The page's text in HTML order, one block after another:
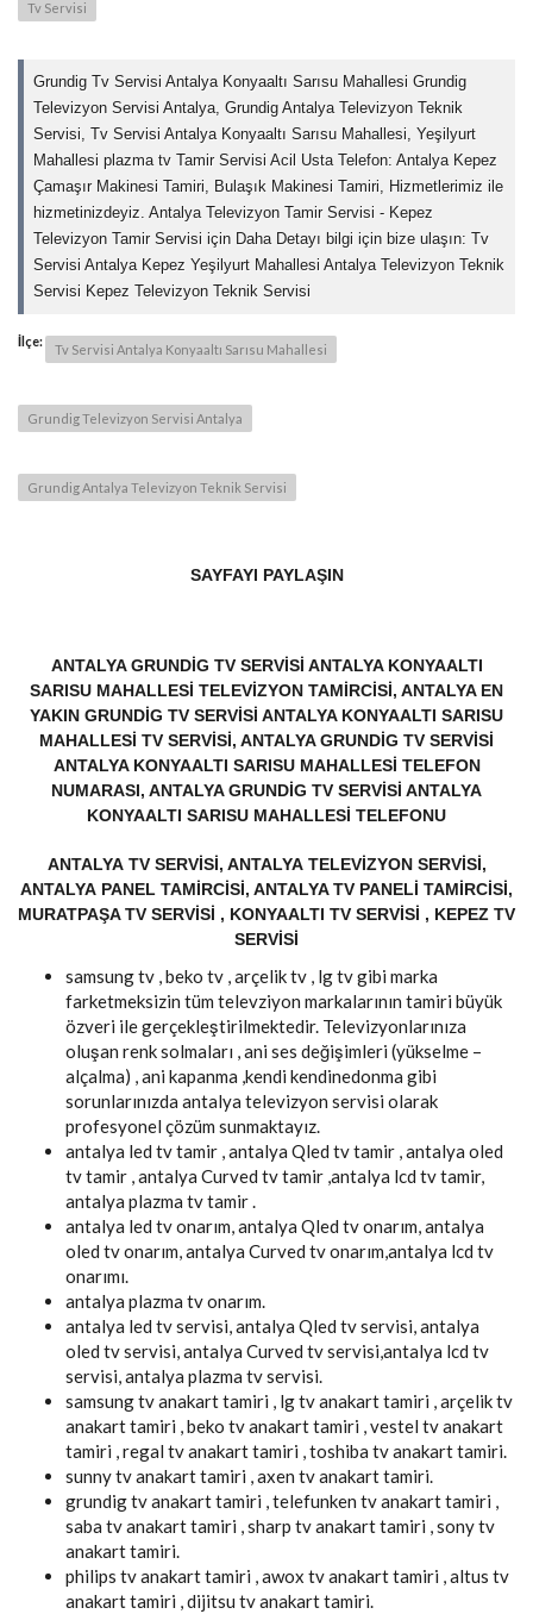
Tv Servisi
Grundig Tv Servisi Antalya Konyaaltı Sarısu Mahallesi Grundig
Televizyon Servisi Antalya, Grundig Antalya Televizyon Teknik
Servisi, Tv Servisi Antalya Konyaaltı Sarısu Mahallesi, Yeşilyurt
Mahallesi plazma tv Tamir Servisi Acil Usta Telefon: Antalya Kepez
Çamaşır Makinesi Tamiri, Bulaşık Makinesi Tamiri, Hizmetlerimiz ile
hizmetinizdeyiz. Antalya Televizyon Tamir Servisi - Kepez
Televizyon Tamir Servisi için Daha Detayı bilgi için bize ulaşın: Tv
Servisi Antalya Kepez Yeşilyurt Mahallesi Antalya Televizyon Teknik
Servisi Kepez Televizyon Teknik Servisi
İlçe:
Tv Servisi Antalya Konyaaltı Sarısu Mahallesi
Grundig Televizyon Servisi Antalya
Grundig Antalya Televizyon Teknik Servisi
SAYFAYI PAYLAŞIN
ANTALYA GRUNDIG TV SERVISI ANTALYA KONYAALTI
SARISU MAHALLESI TELEVIZYON TAMIRCISI, ANTALYA EN
YAKIN GRUNDIG TV SERVISI ANTALYA KONYAALTI SARISU
MAHALLESI TV SERVISI, ANTALYA GRUNDIG TV SERVISI
ANTALYA KONYAALTI SARISU MAHALLESI TELEFON
NUMARASI, ANTALYA GRUNDIG TV SERVISI ANTALYA
KONYAALTI SARISU MAHALLESI TELEFONU
ANTALYA TV SERVISI, ANTALYA TELEVIZYON SERVISI,
ANTALYA PANEL TAMIRCISI, ANTALYA TV PANELI TAMIRCISI,
MURATPAŞA TV SERVISI , KONYAALTI TV SERVISI , KEPEZ TV
SERVISI
samsung tv , beko tv , arçelik tv , lg tv gibi marka
farketmeksizin tüm televziyon markalarının tamiri büyük
özveri ile gerçekleştirilmektedir. Televizyonlarınıza
oluşan renk solmaları , ani ses değişimleri (yükselme –
alçalma) , ani kapanma ,kendi kendinedonma gibi
sorunlarınızda antalya televizyon servisi olarak
profesyonel çözüm sunmaktayız.
antalya led tv tamir , antalya Qled tv tamir , antalya oled
tv tamir , antalya Curved tv tamir ,antalya lcd tv tamir,
antalya plazma tv tamir .
antalya led tv onarım, antalya Qled tv onarım, antalya
oled tv onarım, antalya Curved tv onarım,antalya lcd tv
onarımı.
antalya plazma tv onarım.
antalya led tv servisi, antalya Qled tv servisi, antalya
oled tv servisi, antalya Curved tv servisi,antalya lcd tv
servisi, antalya plazma tv servisi.
samsung tv anakart tamiri , lg tv anakart tamiri , arçelik tv
anakart tamiri , beko tv anakart tamiri , vestel tv anakart
tamiri , regal tv anakart tamiri , toshiba tv anakart tamiri.
sunny tv anakart tamiri , axen tv anakart tamiri.
grundig tv anakart tamiri , telefunken tv anakart tamiri ,
saba tv anakart tamiri , sharp tv anakart tamiri , sony tv
anakart tamiri.
philips tv anakart tamiri , awox tv anakart tamiri , altus tv
anakart tamiri , dijitsu tv anakart tamiri.